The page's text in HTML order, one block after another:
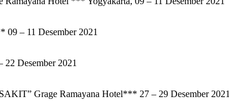
– 11 Desember 2021
Desember 2021
Grage Ramayana Hotel*** 27 – 29 Desember 2021